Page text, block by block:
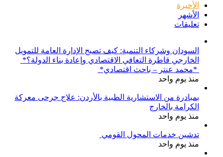
الأخيرة
الأشهر
تعليقات
السودان وشركاء التنمية: كيف تصبح الإدارة العامة للتمويل
الخارجي قاطرة التعافي الاقتصادي وإعادة بناء الدولة؟*
*محمد عنتر – باحث اقتصادي*
منذ يوم واحد
بمبادرة من الاستشارية الطبية بالأردن: علاج جرحى معركة
الكرامة بالخارج
منذ يوم واحد
تدشين خدمات المحول القومي
منذ يوم واحد